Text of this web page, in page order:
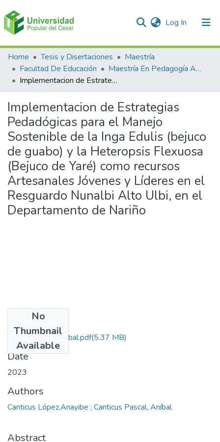
Log In (current)
Communities & Collections
All of DSpace
Home Tesis y Disertaciones
Maestría
Facultad De Educación
Maestría En Pedagogía Ambiental Para El desarrollo Sostenible
Implementacion de Estrategias Pedadógicas para el Manejo Sostenible de la Inga Edulis (bejuco de guabo) y la Heteropsis Flexuosa (Bejuco de Yaré) como recursos Artesanales Jóvenes y Líderes en el Resguardo Nunalbi Alto Ulbi, en el Departamento de Nariño
Implementacion de Estrategias
Pedadógicas para el Manejo
Sostenible de la Inga Edulis (bejuco
de guabo) y la Heteropsis Flexuosa
(Bejuco de Yaré) como recursos
Artesanales Jóvenes y Líderes en el
Resguardo Nunalbi Alto Ulbi, en el
Departamento de Nariño
No
Thumbnail
Available
Tesis Canticuz Anibal.pdf(5.37 MB)
Date
2023
Authors
Canticus López,Anayibe ; Canticus Pascal, Aníbal
Abstract